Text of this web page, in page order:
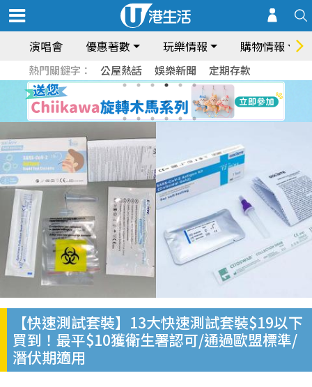
演唱會 優惠著數 玩樂情報 購物情報
熱門關鍵字： 公屋熱話 娛樂新聞 定期存款
【快速測試套裝】13大快速測試套裝$19以下
買到！最平$10獲衛生署認可/通過歐盟標準/
潛伏期適用